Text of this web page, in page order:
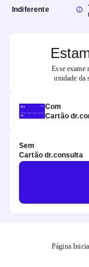
Indiferente
Esse exame
unidade da
Com
Cartão
Sem
Cartão dr.consulta
Página